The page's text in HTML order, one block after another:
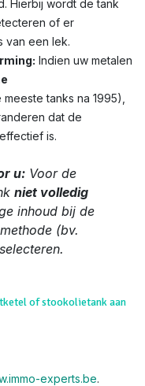
Hierbij wordt de tank
of er
van een lek.
Indien uw metalen
tanks na 1995),
dat de
is.
u: Voor de
niet volledig
inhoud bij de
(bv.
of stookolietank aan
experts.be.